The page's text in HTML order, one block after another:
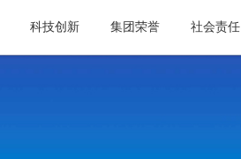
科技创新 集团荣誉 社会责任